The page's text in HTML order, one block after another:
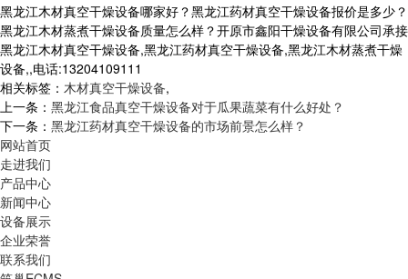
黑龙江木材真空干燥设备哪家好？黑龙江药材真空干燥设备报价是多少？
黑龙江木材蒸煮干燥设备质量怎么样？开原市鑫阳干燥设备有限公司承接
黑龙江木材真空干燥设备,黑龙江药材真空干燥设备,黑龙江木材蒸煮干燥
设备,,电话:13204109111
相关标签： 木材真空干燥设备,
上一条： 黑龙江食品真空干燥设备对于瓜果蔬菜有什么好处？
下一条： 黑龙江药材真空干燥设备的市场前景怎么样？
网站首页
走进我们
产品中心
新闻中心
设备展示
企业荣誉
联系我们